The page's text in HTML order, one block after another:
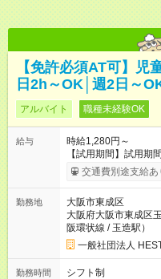
【免許必須AT可】
日2h～OK│週2日～
アルバイト 職種未経験OK
給与
時給1,280円～
【試用期間】試用期
と給与に、本採用時
用時と同じです。
交通費別途支給あ
勤務地
大阪市東成区
大阪府大阪市東成区
阪環状線 / 玉造駅）
一般社団法人
勤務時間
シフト制